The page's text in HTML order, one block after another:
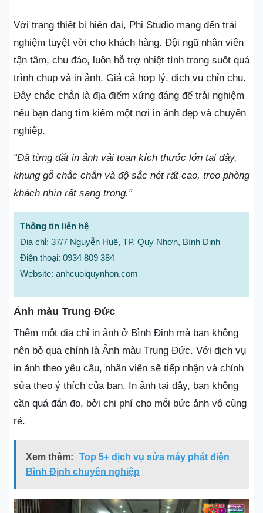
Với trang thiết bị hiện đại, Phi Studio mang đến trải
nghiệm tuyệt vời cho khách hàng. Đội ngũ nhân viên
tận tâm, chu đáo, luôn hỗ trợ nhiệt tình trong suốt quá
trình chụp và in ảnh. Giá cả hợp lý, dịch vụ chỉn chu.
Đây chắc chắn là địa điểm xứng đáng để trải nghiệm
nếu bạn đang tìm kiếm một nơi in ảnh đẹp và chuyên
nghiệp.
“Đã từng đặt in ảnh vải toan kích thước lớn tại đây,
khung gỗ chắc chắn và độ sắc nét rất cao, treo phòng
khách nhìn rất sang trọng.”
Thông tin liên hệ
Địa chỉ: 37/7 Nguyễn Huệ, TP. Quy Nhơn, Bình Định
Điện thoại: 0934 809 384
Website: anhcuoiquynhon.com
Ảnh màu Trung Đức
Thêm một địa chỉ in ảnh ở Bình Định mà bạn không
nên bỏ qua chính là Ảnh màu Trung Đức. Với dịch vụ
in ảnh theo yêu cầu, nhân viên sẽ tiếp nhận và chỉnh
sửa theo ý thích của bạn. In ảnh tại đây, bạn không
cần quá đắn đo, bởi chi phí cho mỗi bức ảnh vô cùng
rẻ.
Xem thêm:
Top 5+ dịch vụ sửa máy phát điện
Bình Định chuyên nghiệp